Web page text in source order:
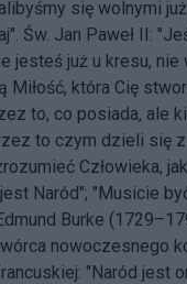
się wolnymi już
Św. Jan Paweł II:
jesteś już u kresu,
która Cię
to, co posiada, ale
to czym dzieli się z
Człowieka,
Naród"; "Musicie
Burke
nowoczesnego
"Naród jest